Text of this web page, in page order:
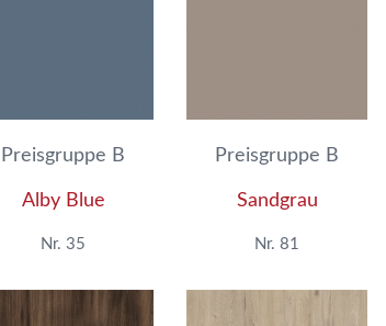
Preisgruppe B
Alby Blue
Nr. 35
Preisgruppe B
Sandgrau
Nr. 81